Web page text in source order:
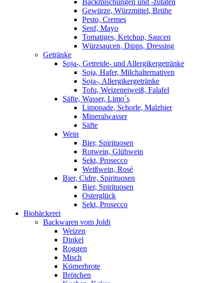
Backmischungen und -zutaten
Gewürze, Würzmittel, Brühe
Pesto, Cremes
Senf, Mayo
Tomatiges, Ketchup, Saucen
Würzsaucen, Dipps, Dressing
Getränke
Soja-, Getreide- und Allergikergetränke
Soja, Hafer, Milchalternativen
Soja-, Allergikergetränke
Tofu, Weizeneiweiß, Falafel
Säfte, Wasser, Limo´s
Limonade, Schorle, Malzbier
Mineralwasser
Säfte
Wein
Bier, Spirituosen
Rotwein, Glühwein
Sekt, Prosecco
Weißwein, Rosé
Bier, Cidre, Spirituosen
Bier, Spirituosen
Osterglück
Sekt, Prosecco
Biobäckerei
Backwaren vom Joldi
Weizen
Dinkel
Roggen
Misch
Körnerbrote
Brötchen